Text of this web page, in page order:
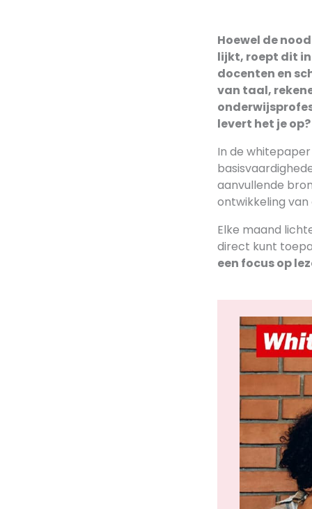
Hoewel de
lijkt, roept dit
docenten en
van taal,
levert het je op?
In de
aanvullende
ontwikkeling
Elke maand
direct kunt
een focus op